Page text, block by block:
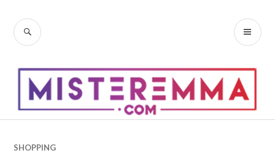
contenu
RECHERCHE
SHOPPING